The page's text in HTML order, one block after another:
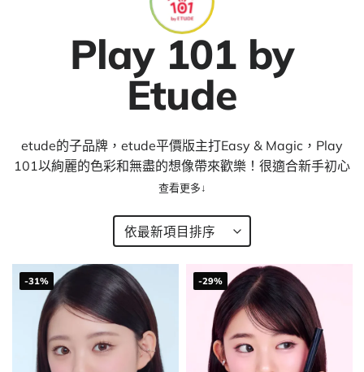
Play 101 by
Etude
etude的子品牌，etude平價版主打Easy & Magic，Play
101以絢麗的色彩和無盡的想像帶來歡樂！很適合新手初心
者～
-31% -29%